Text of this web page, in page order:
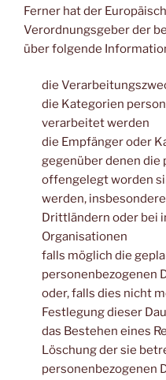
Ferner hat der
Verordnungsgeber der
über folgende
die
die Kategorien
verarbeitet werden
die Empfänger oder
gegenüber denen die
offengelegt worden
werden,
Drittländern oder bei
Organisationen
falls möglich die
personenbezogenen
oder, falls dies nicht
Festlegung dieser
das Bestehen eines
Löschung der sie
personenbezogenen